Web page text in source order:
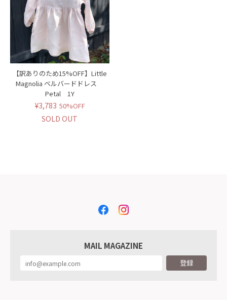
【訳ありのため15%OFF】Little
Magnolia ベルバードドレス
Petal 1Y
¥3,783 50%OFF
SOLD OUT
MAIL MAGAZINE
登録